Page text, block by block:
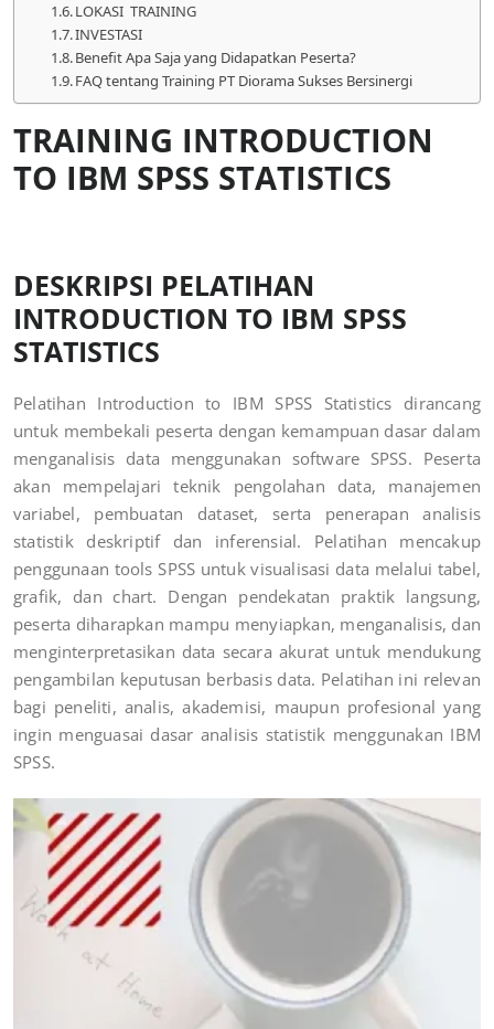
LOKASI TRAINING
INVESTASI
Benefit Apa Saja yang Didapatkan Peserta?
FAQ tentang Training PT Diorama Sukses Bersinergi
TRAINING INTRODUCTION
TO IBM SPSS STATISTICS
DESKRIPSI PELATIHAN
INTRODUCTION TO IBM SPSS
STATISTICS
Pelatihan Introduction to IBM SPSS Statistics dirancang
untuk membekali peserta dengan kemampuan dasar dalam
menganalisis data menggunakan software SPSS. Peserta
akan mempelajari teknik pengolahan data, manajemen
variabel, pembuatan dataset, serta penerapan analisis
statistik deskriptif dan inferensial. Pelatihan mencakup
penggunaan tools SPSS untuk visualisasi data melalui tabel,
grafik, dan chart. Dengan pendekatan praktik langsung,
peserta diharapkan mampu menyiapkan, menganalisis, dan
menginterpretasikan data secara akurat untuk mendukung
pengambilan keputusan berbasis data. Pelatihan ini relevan
bagi peneliti, analis, akademisi, maupun profesional yang
ingin menguasai dasar analisis statistik menggunakan IBM
SPSS.